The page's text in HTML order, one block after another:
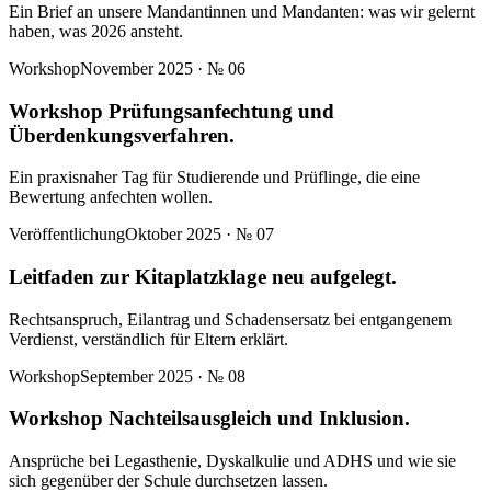
Ein Brief an unsere Mandantinnen und Mandanten: was wir gelernt
haben, was 2026 ansteht.
WorkshopNovember 2025 · № 06
Workshop Prüfungsanfechtung und
Überdenkungsverfahren.
Ein praxisnaher Tag für Studierende und Prüflinge, die eine
Bewertung anfechten wollen.
VeröffentlichungOktober 2025 · № 07
Leitfaden zur Kitaplatzklage neu aufgelegt.
Rechtsanspruch, Eilantrag und Schadensersatz bei entgangenem
Verdienst, verständlich für Eltern erklärt.
WorkshopSeptember 2025 · № 08
Workshop Nachteilsausgleich und Inklusion.
Ansprüche bei Legasthenie, Dyskalkulie und ADHS und wie sie
sich gegenüber der Schule durchsetzen lassen.